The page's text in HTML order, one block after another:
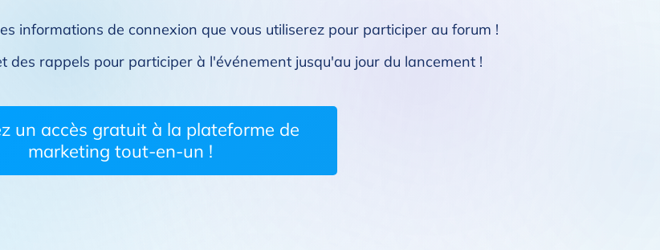
informations de connexion que vous utiliserez pour participer au forum !
des rappels pour participer à l'événement jusqu'au jour du lancement !
un accès gratuit à la plateforme de
marketing tout-en-un !